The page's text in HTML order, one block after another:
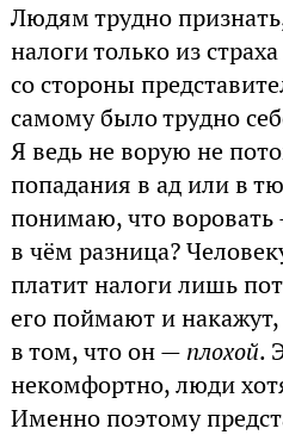
Людям трудно
налоги только из
со стороны
самому было трудно
Я ведь не ворую не
попадания в ад или в
понимаю, что
в чём разница?
платит налоги лишь
его поймают и накажут,
в том, что он — плохой.
некомфортно, люди
Именно поэтому